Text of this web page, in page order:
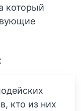
который
кто из них